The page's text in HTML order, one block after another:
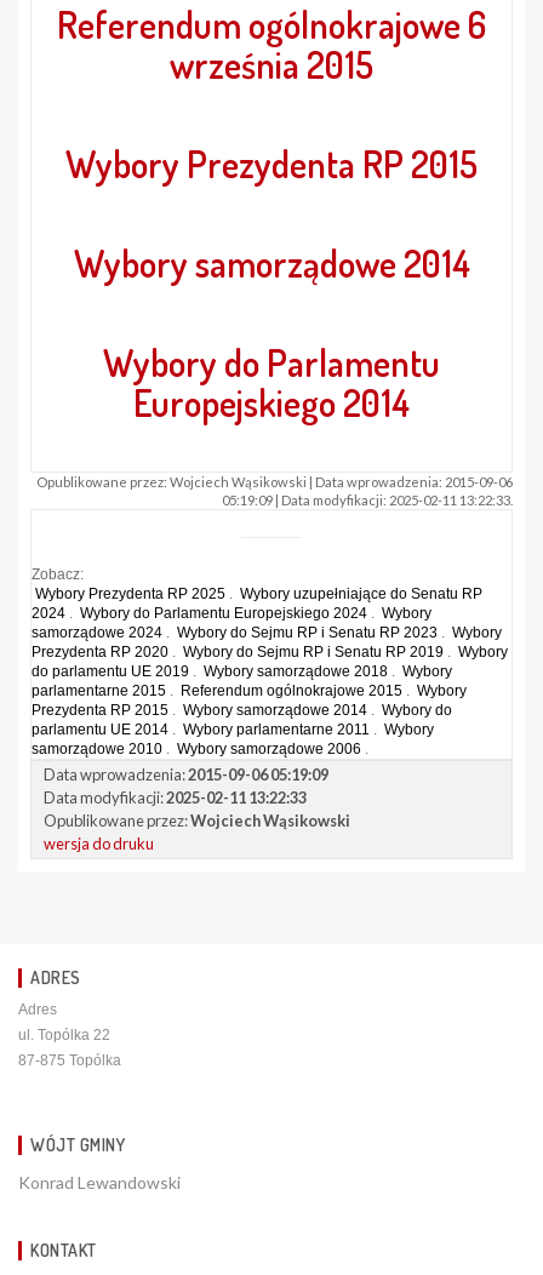
Referendum ogólnokrajowe 6
września 2015
Wybory Prezydenta RP 2015
Wybory samorządowe 2014
Wybory do Parlamentu
Europejskiego 2014
Opublikowane przez: Wojciech Wąsikowski | Data wprowadzenia: 2015-09-06
05:19:09 | Data modyfikacji: 2025-02-11 13:22:33.
Zobacz:
Wybory Prezydenta RP 2025 . Wybory uzupełniające do Senatu RP
2024 . Wybory do Parlamentu Europejskiego 2024 . Wybory
samorządowe 2024 . Wybory do Sejmu RP i Senatu RP 2023 . Wybory
Prezydenta RP 2020 . Wybory do Sejmu RP i Senatu RP 2019 . Wybory
do parlamentu UE 2019 . Wybory samorządowe 2018 . Wybory
parlamentarne 2015 . Referendum ogólnokrajowe 2015 . Wybory
Prezydenta RP 2015 . Wybory samorządowe 2014 . Wybory do
parlamentu UE 2014 . Wybory parlamentarne 2011 . Wybory
samorządowe 2010 . Wybory samorządowe 2006 .
Data wprowadzenia:2015-09-06 05:19:09
Data modyfikacji:2025-02-11 13:22:33
Opublikowane przez:Wojciech Wąsikowski
wersja do druku
ADRES
Adres
ul. Topólka 22
87-875 Topólka
WÓJT GMINY
Konrad Lewandowski
KONTAKT